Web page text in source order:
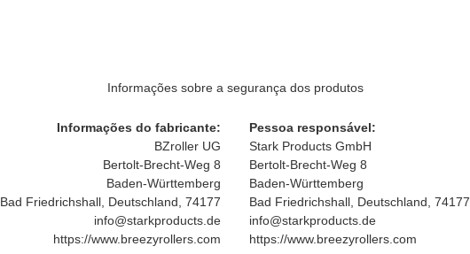
Informações sobre a segurança dos produtos
Informações do fabricante:
BZroller UG
Bertolt-Brecht-Weg 8
Baden-Württemberg
Bad Friedrichshall, Deutschland, 74177
info@starkproducts.de
https://www.breezyrollers.com
Pessoa responsável:
Stark Products GmbH
Bertolt-Brecht-Weg 8
Baden-Württemberg
Bad Friedrichshall, Deutschland, 74177
info@starkproducts.de
https://www.breezyrollers.com